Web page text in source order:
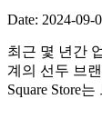
Date: 2024-09-
최근 몇 년간
계의 선두 브
Square Store